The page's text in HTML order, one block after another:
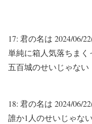
17: 君の名は 2024/06/
単純に箱人気落ちまく
五百城のせいじゃない
18: 君の名は 2024/06/
誰か1人のせいじゃない